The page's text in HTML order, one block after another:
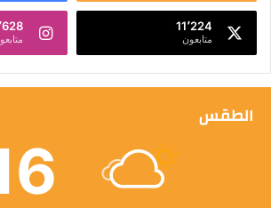
11٬224
متابعون
الطقس